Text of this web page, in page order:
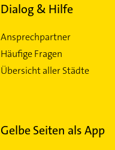
Dialog & Hilfe
Ansprechpartner
Häufige Fragen
Übersicht aller Städte
Gelbe Seiten als App